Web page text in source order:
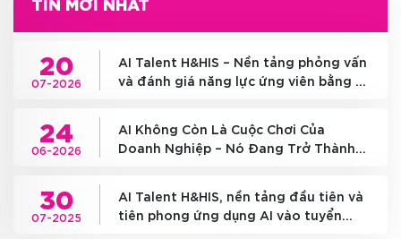
20
07-2026
AI Talent H&HIS – Nền tảng phỏng vấn
và đánh giá năng lực ứng viên bằng AI
24
06-2026
AI Không Còn Là Cuộc Chơi Của
Doanh Nghiệp – Nó Đang Trở Thành
30
07-2025
AI Talent H&HIS, nền tảng đầu tiên và
tiên phong ứng dụng AI vào tuyển